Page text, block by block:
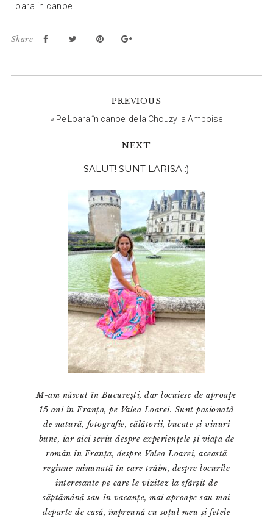
Loara in canoe
Share
PREVIOUS
« Pe Loara în canoe: de la Chouzy la Amboise
NEXT
principală
SALUT! SUNT LARISA :)
M-am născut în București, dar locuiesc de aproape
15 ani în Franța, pe Valea Loarei. Sunt pasionată
de natură, fotografie, călătorii, bucate și vinuri
bune, iar aici scriu despre experiențele și viața de
român în Franța, despre Valea Loarei, această
regiune minunată în care trăim, despre locurile
interesante pe care le vizitez la sfârșit de
săptămână sau în vacanțe, mai aproape sau mai
departe de casă, împreună cu soțul meu și fetele